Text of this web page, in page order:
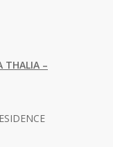
THALIA –